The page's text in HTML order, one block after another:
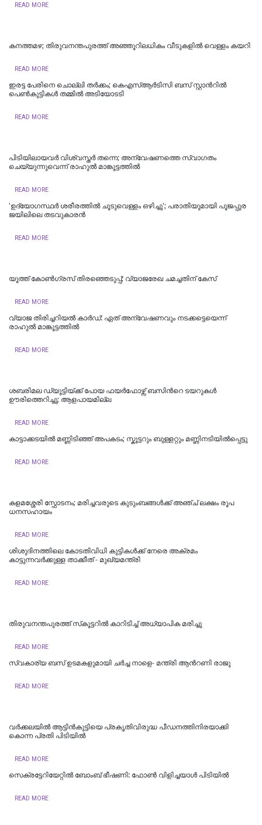
READ MORE
കനത്തമഴ; തിരുവനന്തപുരത്ത് അഞ്ഞൂറിലധികം വീടുകളിൽ വെള്ളം കയറി
READ MORE
ഇരട്ട പേരിനെ ചൊല്ലി തർക്കം; കെഎസ്ആർടിസി ബസ് സ്റ്റാന്‍റിൽ
പെൺകുട്ടികൾ തമ്മിൽ അടിയോടടി
READ MORE
പിടിയിലായവര്‍ വിശ്വസ്തര്‍ തന്നെ; അന്വേഷണത്തെ സ്വാഗതം
ചെയ്യുന്നുവെന്ന് രാഹുല്‍ മാങ്കൂട്ടത്തില്‍
READ MORE
'ഉദ്യോഗസ്ഥർ ശരീരത്തിൽ ചൂടുവെള്ളം ഒഴിച്ചു'; പരാതിയുമായി പൂജപ്പുര
ജയിലിലെ തടവുകാരൻ
READ MORE
യൂത്ത് കോൺഗ്രസ് തിരഞ്ഞെടുപ്പ്; വ്യാജരേഖ ചമച്ചതിന് കേസ്
READ MORE
വ്യാജ തിരിച്ചറിയല്‍ കാര്‍ഡ്: ഏത് അന്വേഷണവും നടക്കട്ടെയെന്ന്
രാഹുല്‍ മാങ്കൂട്ടത്തില്‍
READ MORE
ശബരിമല ഡ്യൂട്ടിയ്ക്ക് പോയ ഫയർഫോഴ്സ് ബസിന്‍റെ ടയറുകൾ
ഊരിത്തെറിച്ചു; ആളപായമില്ല
READ MORE
കാട്ടാക്കടയിൽ മണ്ണിടിഞ്ഞ് അപകടം; സ്കൂട്ടറും ബുള്ളറ്റും മണ്ണിനടിയിൽപ്പെട്ടു
READ MORE
കളമശ്ശേരി സ്ഫോടനം; മരിച്ചവരുടെ കുടുംബങ്ങള്‍ക്ക് അഞ്ച് ലക്ഷം രൂപ
ധനസഹായം
READ MORE
ശിശുദിനത്തിലെ കോടതിവിധി കുട്ടികൾക്ക് നേരെ അക്രമം
കാട്ടുന്നവര്‍ക്കുള്ള താക്കീത് - മുഖ്യമന്ത്രി
READ MORE
തിരുവനന്തപുരത്ത് സ്‌കൂട്ടറില്‍ കാറിടിച്ച് അധ്യാപിക മരിച്ചു
READ MORE
സ്വകാര്യ ബസ് ഉടമകളുമായി ചർച്ച നാളെ- മന്ത്രി ആന്‍റണി രാജു
READ MORE
വർക്കലയിൽ ആട്ടിൻകുട്ടിയെ പ്രകൃതിവിരുദ്ധ പീഡനത്തിനിരയാക്കി
കൊന്ന പ്രതി പിടിയിൽ
READ MORE
സെക്രട്ടേറിയേറ്റിൽ ബോംബ് ഭീഷണി: ഫോൺ വിളിച്ചയാൾ പിടിയിൽ
READ MORE